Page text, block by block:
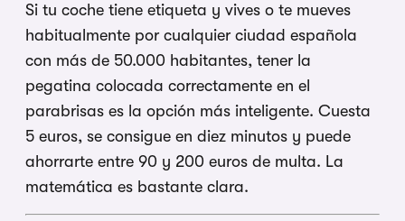
Si tu coche tiene etiqueta y vives o te mueves
habitualmente por cualquier ciudad española
con más de 50.000 habitantes, tener la
pegatina colocada correctamente en el
parabrisas es la opción más inteligente. Cuesta
5 euros, se consigue en diez minutos y puede
ahorrarte entre 90 y 200 euros de multa. La
matemática es bastante clara.